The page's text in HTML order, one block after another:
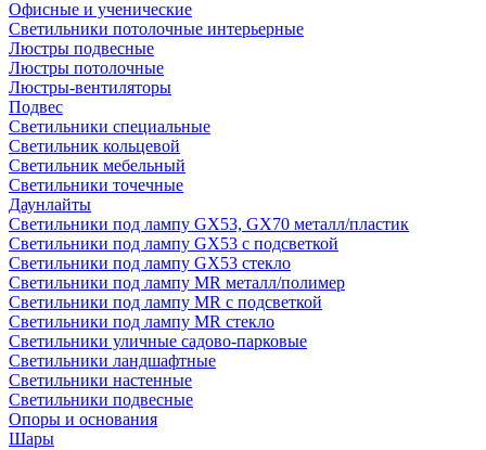
Офисные и ученические
Светильники потолочные интерьерные
Люстры подвесные
Люстры потолочные
Люстры-вентиляторы
Подвес
Светильники специальные
Светильник кольцевой
Светильник мебельный
Светильники точечные
Даунлайты
Светильники под лампу GX53, GX70 металл/пластик
Светильники под лампу GX53 с подсветкой
Светильники под лампу GX53 стекло
Светильники под лампу MR металл/полимер
Светильники под лампу MR с подсветкой
Светильники под лампу MR стекло
Светильники уличные садово-парковые
Светильники ландшафтные
Светильники настенные
Светильники подвесные
Опоры и основания
Шары